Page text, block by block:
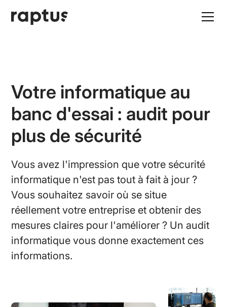
Votre informatique au
banc d'essai : audit pour
plus de sécurité
Vous avez l'impression que votre sécurité
informatique n'est pas tout à fait à jour ?
Vous souhaitez savoir où se situe
réellement votre entreprise et obtenir des
mesures claires pour l'améliorer ? Un audit
informatique vous donne exactement ces
informations.